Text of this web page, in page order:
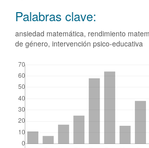
Palabras clave:
ansiedad matemática, rendimiento
de género, intervención psico-educativa